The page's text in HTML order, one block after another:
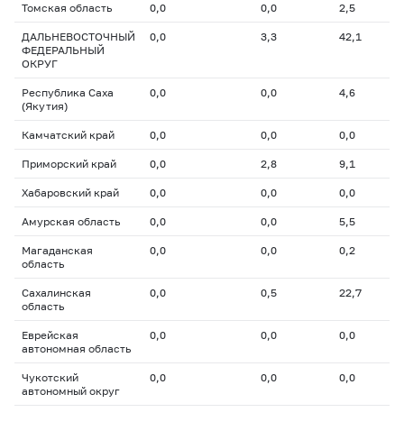
Томская область 0,0 0,0 2,5
ДАЛЬНЕВОСТОЧНЫЙ
ФЕДЕРАЛЬНЫЙ
ОКРУГ
0,0 3,3 42,1
Республика Саха
(Якутия)
0,0 0,0 4,6
Камчатский край 0,0 0,0 0,0
Приморский край 0,0 2,8 9,1
Хабаровский край 0,0 0,0 0,0
Амурская область 0,0 0,0 5,5
Магаданская
область
0,0 0,0 0,2
Сахалинская
область
0,0 0,5 22,7
Еврейская
автономная область
0,0 0,0 0,0
Чукотский
автономный округ
0,0 0,0 0,0